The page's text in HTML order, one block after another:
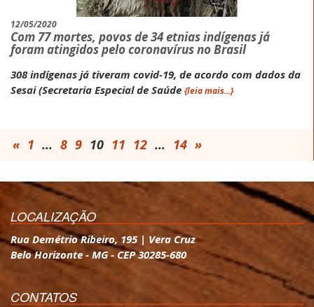
12/05/2020
Com 77 mortes, povos de 34 etnias indígenas já
foram atingidos pelo coronavírus no Brasil
308 indígenas já tiveram covid-19, de acordo com dados da
Sesai (Secretaria Especial de Saúde {leia mais...}
« 1 … 8 9 10 11 12 … 14 »
LOCALIZAÇÃO
Rua Demétrio Ribeiro, 195 | Vera Cruz
Belo Horizonte - MG - CEP 30285-680
CONTATOS